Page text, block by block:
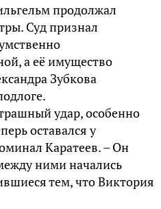
продолжал
Суд признал
а её имущество
Зубкова
удар, особенно
оставался у
Каратеев. – Он
ними начались
тем, что Виктория